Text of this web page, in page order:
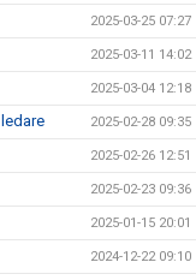
2025-03-25 07:27
2025-03-11 14:02
2025-03-04 12:18
2025-02-28 09:35
2025-02-26 12:51
2025-02-23 09:36
2025-01-15 20:01
2024-12-22 09:10